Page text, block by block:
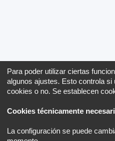
Para poder utilizar ciertas
algunos ajustes. Esto controla
cookies o no. Se establecen
Cookies técnicamente
La configuración se puede